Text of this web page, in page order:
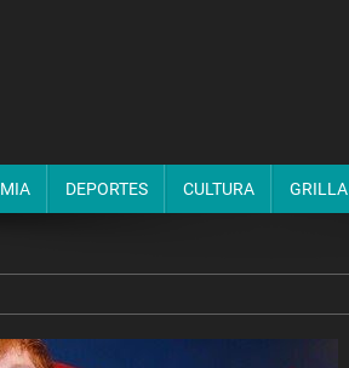
DEPORTES CULTURA GRILLA